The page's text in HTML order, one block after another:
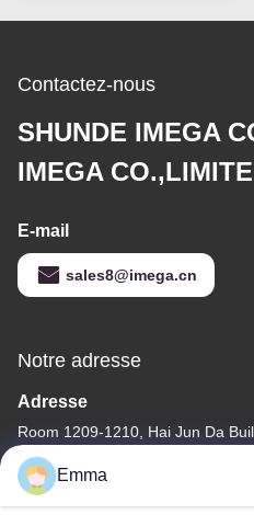
Contactez-nous
SHUNDE IMEGA
IMEGA
E-mail
sales8@imega.cn
Notre adresse
Adresse
Room 1209-1210, Hai Jun Da
Zhong, Ronggui, Shunde,
Télégramme
Emma